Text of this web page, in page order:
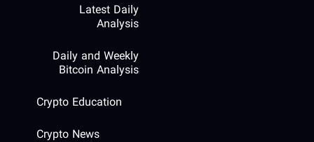
Latest Daily
Analysis
Daily and Weekly
Bitcoin Analysis
Crypto Education
Crypto News